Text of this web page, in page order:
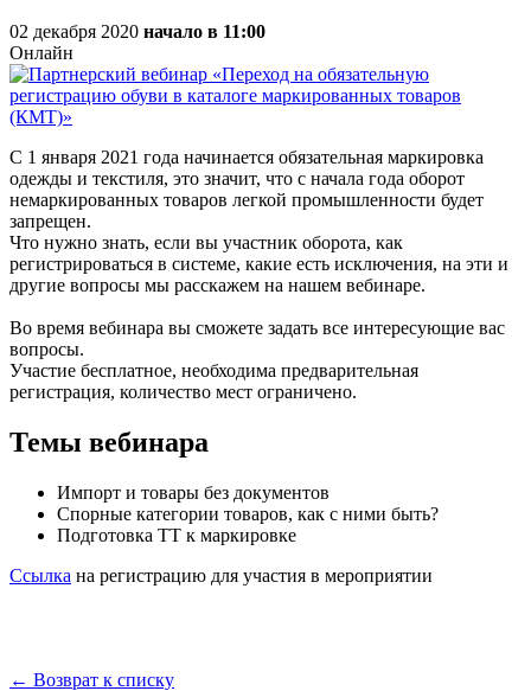
02 декабря 2020 начало в 11:00
Онлайн
С 1 января 2021 года начинается обязательная маркировка
одежды и текстиля, это значит, что с начала года оборот
немаркированных товаров легкой промышленности будет
запрещен.
Что нужно знать, если вы участник оборота, как
регистрироваться в системе, какие есть исключения, на эти и
другие вопросы мы расскажем на нашем вебинаре.
Во время вебинара вы сможете задать все интересующие вас
вопросы.
Участие бесплатное, необходима предварительная
регистрация, количество мест ограничено.
Темы вебинара
Импорт и товары без документов
Спорные категории товаров, как с ними быть?
Подготовка ТТ к маркировке
Ссылка на регистрацию для участия в мероприятии
← Возврат к списку